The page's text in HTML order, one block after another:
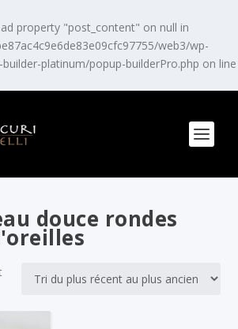
property "post_content" on null in
web3/wp-
platinum/popup-builderPro.php on line
douce rondes